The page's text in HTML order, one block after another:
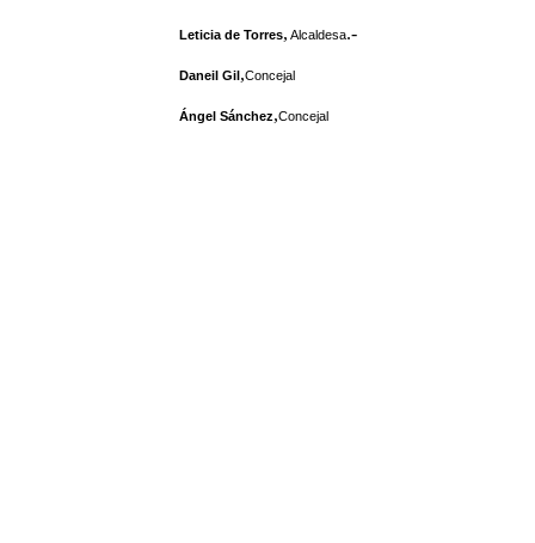
Leticia de Torres, Alcaldesa.-
Daneil Gil,Concejal
Ángel Sánchez,Concejal